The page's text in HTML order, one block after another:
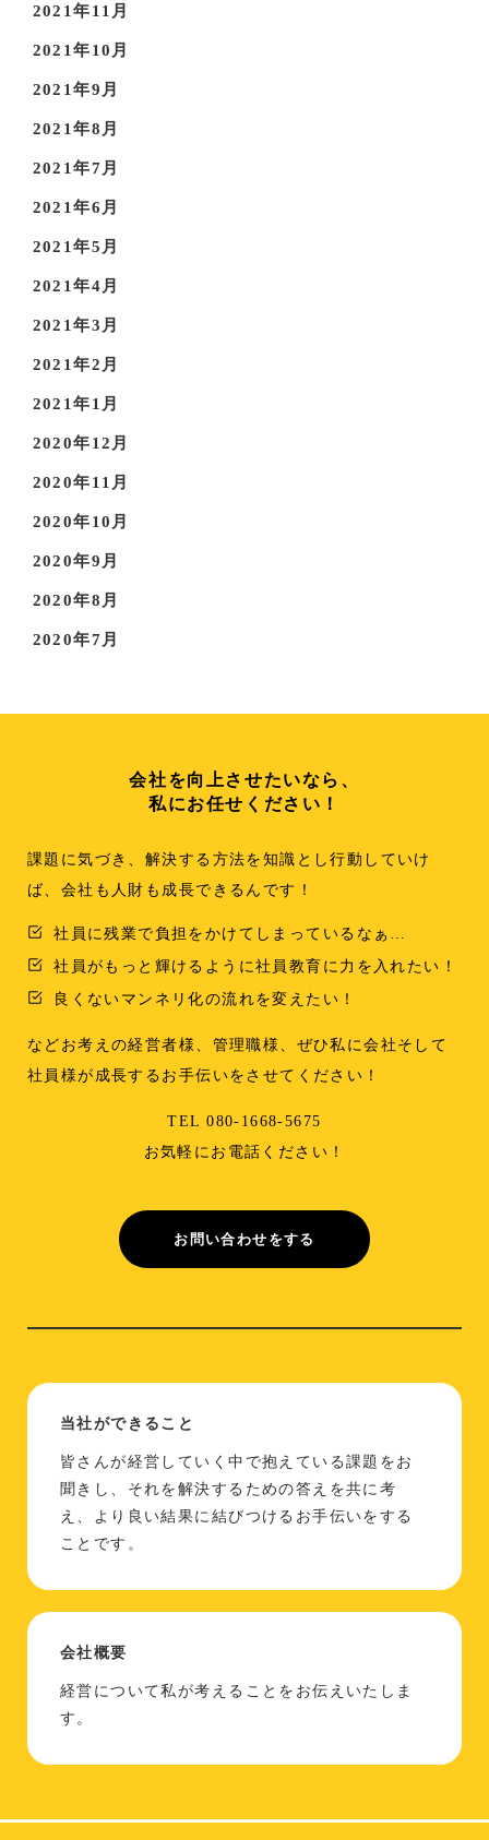
2021年11月
2021年10月
2021年9月
2021年8月
2021年7月
2021年6月
2021年5月
2021年4月
2021年3月
2021年2月
2021年1月
2020年12月
2020年11月
2020年10月
2020年9月
2020年8月
2020年7月
会社を向上させたいなら、
私にお任せください！
課題に気づき、解決する方法を知識とし行動していけ
ば、会社も人財も成長できるんです！
社員に残業で負担をかけてしまっているなぁ…
社員がもっと輝けるように社員教育に力を入れたい！
良くないマンネリ化の流れを変えたい！
などお考えの経営者様、管理職様、ぜひ私に会社そして
社員様が成長するお手伝いをさせてください！
TEL 080-1668-5675
お気軽にお電話ください！
お問い合わせをする
当社ができること
皆さんが経営していく中で抱えている課題をお
聞きし、それを解決するための答えを共に考
え、より良い結果に結びつけるお手伝いをする
ことです。
会社概要
経営について私が考えることをお伝えいたしま
す。